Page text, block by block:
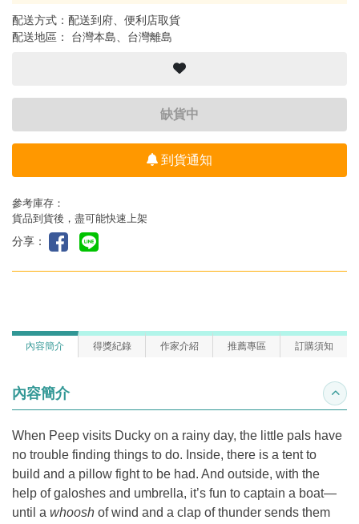
配送方式：配送到府、便利店取貨
配送地區： 台灣本島、台灣離島
缺貨中
到貨通知
參考庫存：
貨品到貨後，盡可能快速上架
分享：
內容簡介 得獎紀錄 作家介紹 推薦專區 訂購須知
內容簡介 收合
When Peep visits Ducky on a rainy day, the little pals have
no trouble finding things to do. Inside, there is a tent to
build and a pillow fight to be had. And outside, with the
help of galoshes and umbrella, it’s fun to captain a boat—
until a whoosh of wind and a clap of thunder sends them